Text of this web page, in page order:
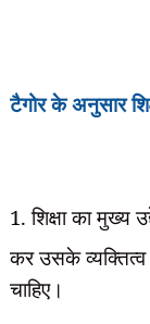
टैगोर के अनुसार
1. शिक्षा का मुख्य
कर उसके
चाहिए।